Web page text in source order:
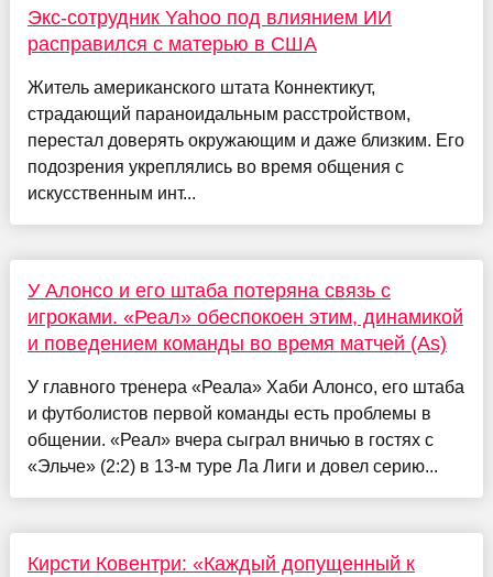
Экс-сотрудник Yahoo под влиянием ИИ
расправился с матерью в США
Житель американского штата Коннектикут,
страдающий параноидальным расстройством,
перестал доверять окружающим и даже близким. Его
подозрения укреплялись во время общения с
искусственным инт...
У Алонсо и его штаба потеряна связь с
игроками. «Реал» обеспокоен этим, динамикой
и поведением команды во время матчей (As)
У главного тренера «Реала» Хаби Алонсо, его штаба
и футболистов первой команды есть проблемы в
общении. «Реал» вчера сыграл вничью в гостях с
«Эльче» (2:2) в 13-м туре Ла Лиги и довел серию...
Кирсти Ковентри: «Каждый допущенный к